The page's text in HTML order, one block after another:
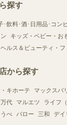
探す
･飲料･酒･日用品･コン
キッズ・ベビー・お
ヘルス＆ビューティ・フ
から探す
・キホーテ マックスバ
万代 マルエツ ライフ
べ バロー 三和 デイ